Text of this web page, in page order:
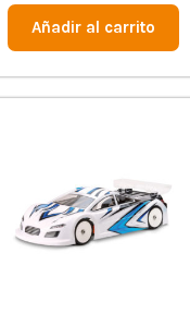
de
Añadir al carrito